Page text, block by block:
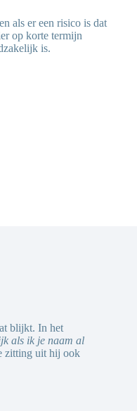
als er een risico is dat
op korte termijn
is.
blijkt. In het
als ik je naam al
zitting uit hij ook